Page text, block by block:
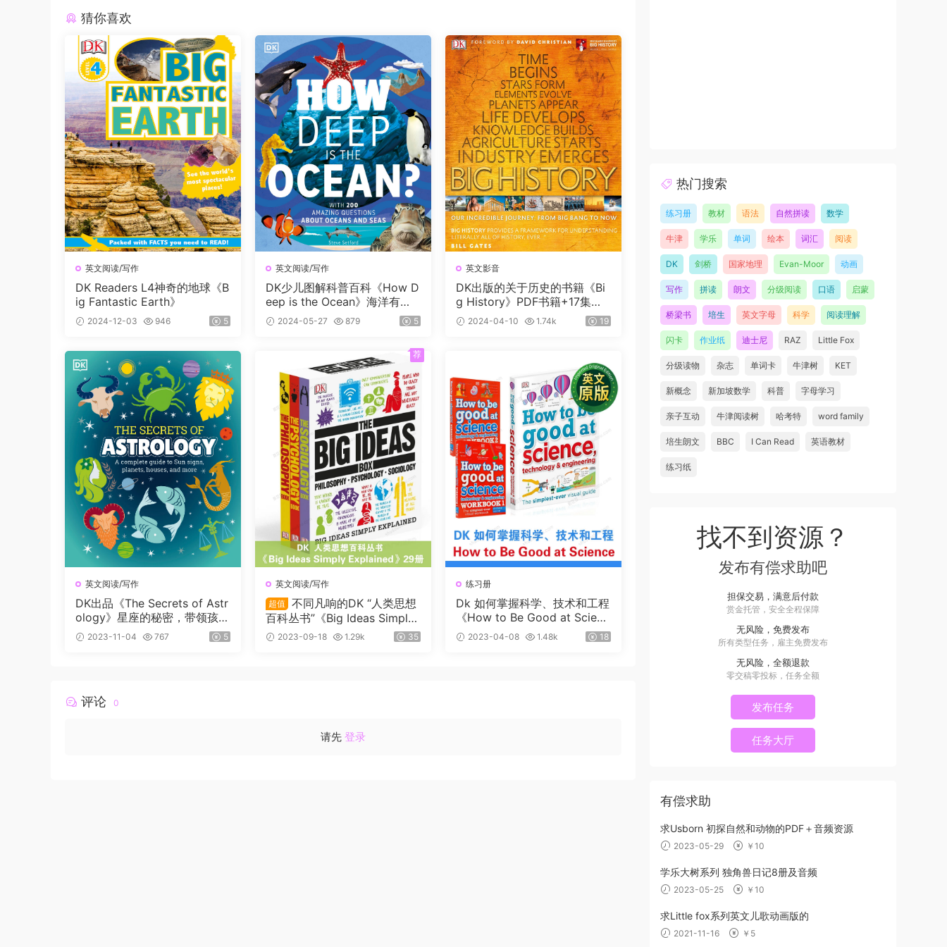
猜你喜欢
英文阅读/写作
DK Readers L4神奇的地球《B
ig Fantastic Earth》
2024-12-03 946 5
英文阅读/写作
DK少儿图解科普百科《How D
eep is the Ocean》海洋有多
深？2024-05-27 879 5
英文影音
DK出版的关于历史的书籍《Bi
g History》PDF书籍+17集视
频 2024-04-10 1.74k 19
英文阅读/写作
DK出品《The Secrets of Astr
ology》星座的秘密，带领孩子
发现星星的隐藏意义！
2023-11-04 767 5
英文阅读/写作
超值
不同凡响的DK “人类思想
百科丛书”《Big Ideas Simply
Explained》29册
2023-09-18 1.29k 35
荐
练习册
Dk 如何掌握科学、技术和工程
《How to Be Good at Scienc
e》教程+2本练习册带答案
2023-04-08 1.48k 18
评论 0
请先 登录
热门搜索
练习册 教材 语法 自然拼读 数学
牛津 学乐 单词 绘本 词汇 阅读
DK 剑桥 国家地理 Evan-Moor 动画
写作 拼读 朗文 分级阅读 口语 启蒙
桥梁书 培生 英文字母 科学 阅读理解
闪卡 作业纸 迪士尼 RAZ Little Fox
分级读物 杂志 单词卡 牛津树 KET
新概念 新加坡数学 科普 字母学习
亲子互动 牛津阅读树 哈考特 word family
培生朗文 BBC I Can Read 英语教材
练习纸
找不到资源？
发布有偿求助吧
担保交易，满意后付款
赏金托管，安全全程保障
无风险，免费发布
所有类型任务，雇主免费发布
无风险，全额退款
零交稿零投标，任务全额
发布任务
任务大厅
有偿求助
求Usborn 初探自然和动物的PDF＋音频资源
2023-05-29 ￥10
学乐大树系列 独角兽日记8册及音频
2023-05-25 ￥10
求Little fox系列英文儿歌动画版的
2021-11-16 ￥5